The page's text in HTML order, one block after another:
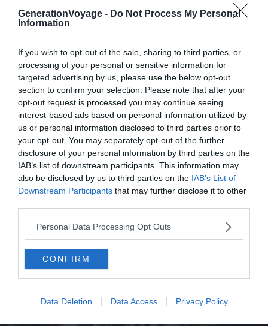
GenerationVoyage - Do Not Process My Personal
Information
If you wish to opt-out of the sale, sharing to third parties, or
processing of your personal or sensitive information for
targeted advertising by us, please use the below opt-out
section to confirm your selection. Please note that after your
opt-out request is processed you may continue seeing
interest-based ads based on personal information utilized by
us or personal information disclosed to third parties prior to
your opt-out. You may separately opt-out of the further
disclosure of your personal information by third parties on the
IAB’s list of downstream participants. This information may
also be disclosed by us to third parties on the IAB’s List of
Downstream Participants that may further disclose it to other
Personal Data Processing Opt Outs
CONFIRM
Data Deletion Data Access Privacy Policy
Comment aller aux chutes de
Skradinski buk ?
La ville la plus proche de Skradinski Buk (en dehors de
Skradin, qui est une charmante petite ville où vous
pouvez passer la nuit) estŠibenik . Il vous faut 15 à 30
minutes en voiture environ pour y aller. Mais quitte à être
à Skradin, il est plus agréable de prendre le bateau sur la
rivière pour voguer vers les chutes d’eau. Skradin est
accessible relativement facilement depuis Plitvice ou